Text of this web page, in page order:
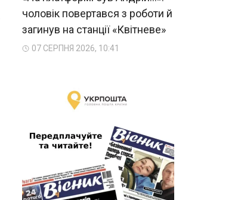
чоловік повертався з роботи й
загинув на станції «Квітневе»
07 СЕРПНЯ 2026, 10:41